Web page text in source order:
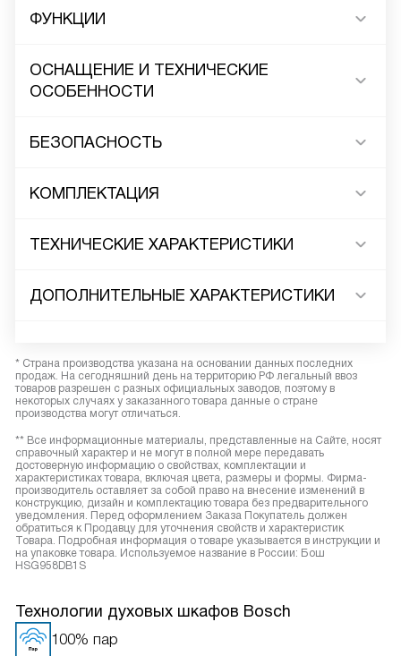
ФУНКЦИИ
ОСНАЩЕНИЕ И ТЕХНИЧЕСКИЕ
ОСОБЕННОСТИ
БЕЗОПАСНОСТЬ
КОМПЛЕКТАЦИЯ
ТЕХНИЧЕСКИЕ ХАРАКТЕРИСТИКИ
ДОПОЛНИТЕЛЬНЫЕ ХАРАКТЕРИСТИКИ
* Страна производства указана на основании данных последних
продаж. На сегодняшний день на территорию РФ легальный ввоз
товаров разрешен с разных официальных заводов, поэтому в
некоторых случаях у заказанного товара данные о стране
производства могут отличаться.
** Все информационные материалы, представленные на Сайте, носят
справочный характер и не могут в полной мере передавать
достоверную информацию о свойствах, комплектации и
характеристиках товара, включая цвета, размеры и формы. Фирма-
производитель оставляет за собой право на внесение изменений в
конструкцию, дизайн и комплектацию товара без предварительного
уведомления. Перед оформлением Заказа Покупатель должен
обратиться к Продавцу для уточнения свойств и характеристик
Товара. Подробная информация о товаре указывается в инструкции и
на упаковке товара. Используемое название в России: Бош
HSG958DB1S
Технологии духовых шкафов Bosch
100% пар